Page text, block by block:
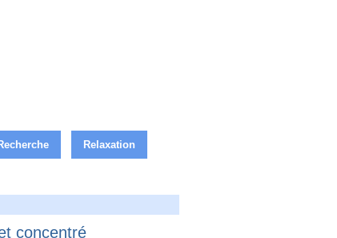
Relaxation
concentré